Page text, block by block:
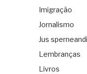
Imigração
Jornalismo
Jus sperneandi
Lembranças
Livros